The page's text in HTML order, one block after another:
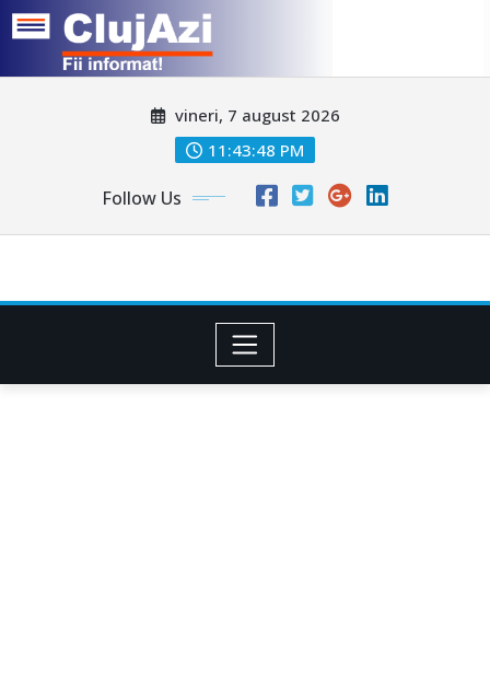
vineri, 7 august 2026
11:43:51 PM
Follow Us